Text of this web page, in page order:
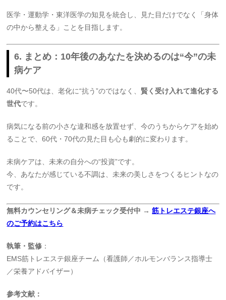
医学・運動学・東洋医学の知見を統合し、見た目だけでなく「身体
の中から整える」ことを目指します。
6. まとめ：10年後のあなたを決めるのは“今”の未
病ケア
40代〜50代は、老化に“抗う”のではなく、 賢く受け入れて進化する
世代です。
病気になる前の小さな違和感を放置せず、今のうちからケアを始め
ることで、60代・70代の見た目も心も劇的に変わります。
未病ケアは、未来の自分への“投資”です。
今、あなたが感じている不調は、未来の美しさをつくるヒントなの
です。
無料カウンセリング＆未病チェック受付中 →筋トレエステ銀座へ
のご予約はこちら
執筆・監修 ：
EMS筋トレエステ銀座チーム（看護師／ホルモンバランス指導士
／栄養アドバイザー）
参考文献：